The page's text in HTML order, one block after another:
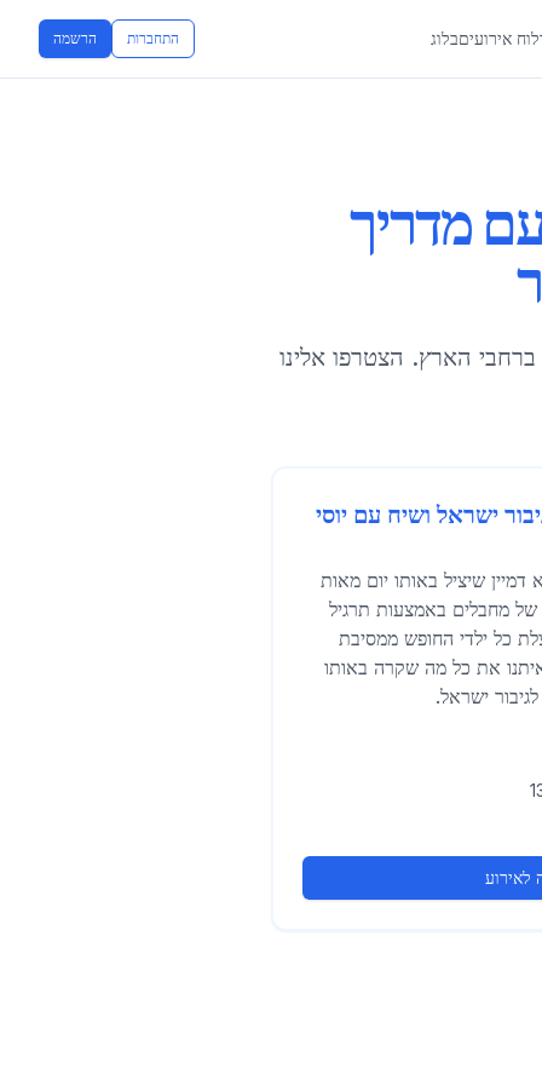
לוח אירועיםבלוג התחברות הרשמה
מדריך
ברחבי הארץ. הצטרפו אלינו
ישראל ושיח עם יוסי
7/10 הוא לא דמיין שיציל באותו יום מאות
מחבלים באמצעות תרגיל
כל ילדי החופש ממסיבת
את כל מה שקרה באותו
ישראל.
לאירוע